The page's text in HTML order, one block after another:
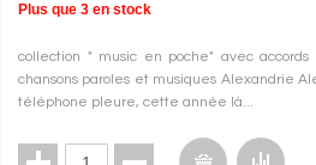
Plus que 3 en stock
collection " music en poche" avec
chansons paroles et musiques Alexandrie
téléphone pleure, cette année là...